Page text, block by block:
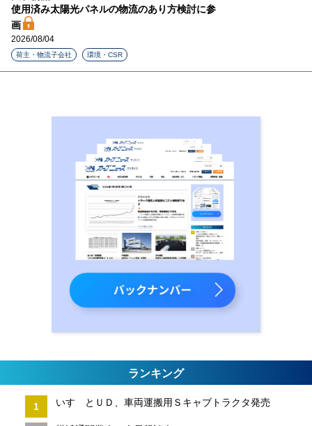
使用済み太陽光パネルの物流のあり方検討に参
画
2026/08/04
荷主・物流子会社 環境・CSR
ランキング
いすゞとＵＤ、車両運搬用Ｓキャブトラクタ発売